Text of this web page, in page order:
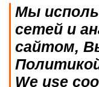
Мы
сетей и
сайтом,
We use